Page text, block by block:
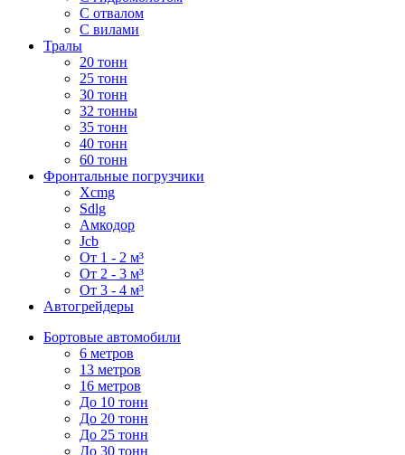
С отвалом
С вилами
Тралы
20 тонн
25 тонн
30 тонн
32 тонны
35 тонн
40 тонн
60 тонн
Фронтальные погрузчики
Xcmg
Sdlg
Амкодор
Jcb
От 1 - 2 м³
От 2 - 3 м³
От 3 - 4 м³
Автогрейдеры
Бортовые автомобили
6 метров
13 метров
16 метров
До 10 тонн
До 20 тонн
До 25 тонн
До 30 тонн